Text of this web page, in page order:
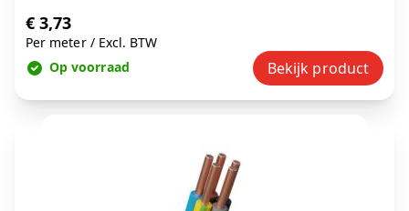
€ 3,73
Per meter/ Excl. BTW
Op voorraad
Bekijk product